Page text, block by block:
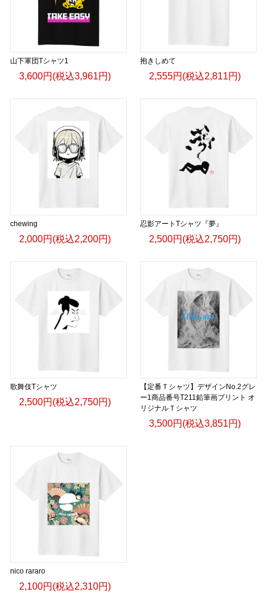
山下軍団Tシャツ1
3,600円(税込3,961円)
抱きしめて
2,555円(税込2,811円)
chewing
2,000円(税込2,200円)
忍影アートTシャツ『夢』
2,500円(税込2,750円)
歌舞伎Tシャツ
2,500円(税込2,750円)
【定番Ｔシャツ】デザインNo.2グレ
ー1商品番号T211鉛筆画プリント オ
リジナルＴシャツ
3,500円(税込3,851円)
nico rararo
2,100円(税込2,310円)